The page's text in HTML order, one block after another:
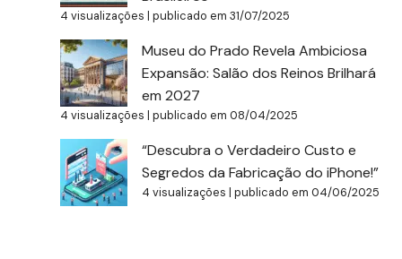
4 visualizações |publicado em 31/07/2025
Museu do Prado Revela Ambiciosa
Expansão: Salão dos Reinos Brilhará
em 2027
4 visualizações |publicado em 08/04/2025
“Descubra o Verdadeiro Custo e
Segredos da Fabricação do iPhone!”
4 visualizações |publicado em 04/06/2025